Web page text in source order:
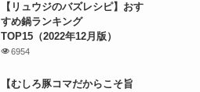
【リュウジのバズレシピ】おす
すめ鍋ランキング
TOP15（2022年12月版）
6954
【むしろ豚コマだからこそ旨